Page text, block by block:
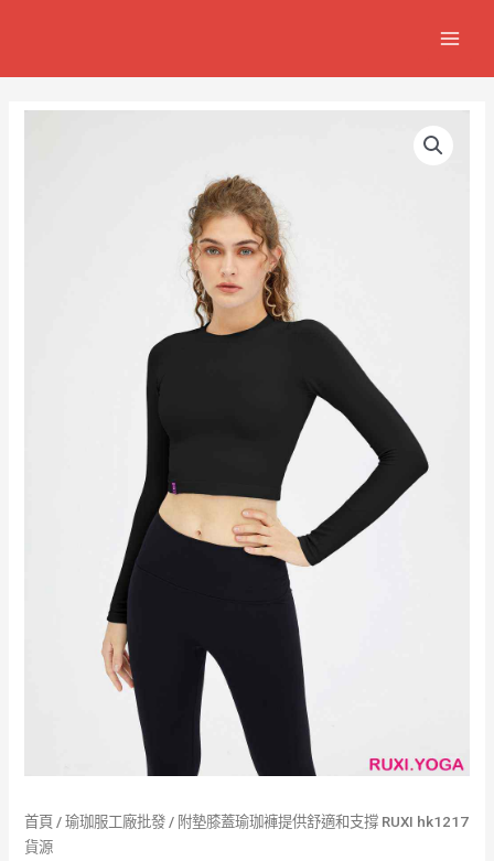
首頁 /瑜珈服工廠批發 / 附墊膝蓋瑜珈褲提供舒適和支撐 RUXI hk1217
貨源